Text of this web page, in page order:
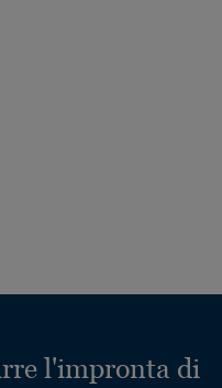
l'impronta di